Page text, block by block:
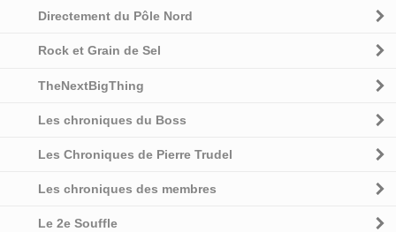
Directement du Pôle Nord
Rock et Grain de Sel
TheNextBigThing
Les chroniques du Boss
Les Chroniques de Pierre Trudel
Les chroniques des membres
Le 2e Souffle